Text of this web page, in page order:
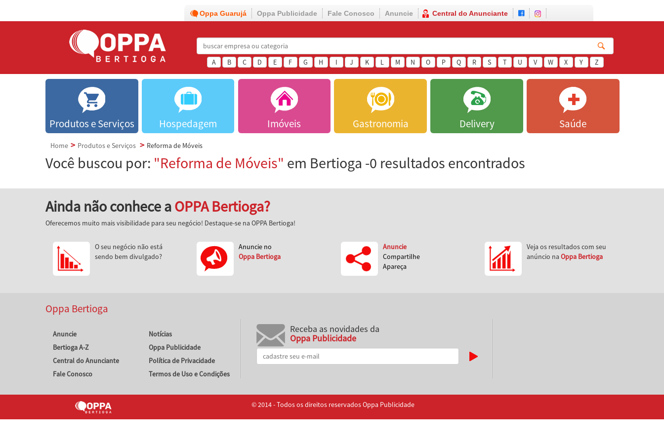
Oppa Guarujá Oppa Publicidade Fale Conosco Anuncie Central do Anunciante
A B C D E F G H I J K L M N O P Q R S T U V W X Y Z
Produtos e Serviços Hospedagem Imóveis Gastronomia Delivery Saúde
Home Produtos e Serviços Reforma de Móveis
Você buscou por: "Reforma de Móveis" em Bertioga -0 resultados encontrados
Ainda não conhece aOPPA Bertioga?
Oferecemos muito mais visibilidade para seu negócio! Destaque-se na OPPA Bertioga!
O seu negócio não está
sendo bem divulgado?
Anuncie no
Oppa Bertioga
Anuncie
Compartilhe
Apareça
Veja os resultados com seu
anúncio na Oppa Bertioga
Oppa Bertioga
Anuncie
Bertioga A-Z
Central do Anunciante
Fale Conosco
Notícias
Oppa Publicidade
Política de Privacidade
Termos de Uso e Condições
Receba as novidades da
Oppa Publicidade
© 2014 - Todos os direitos reservados Oppa Publicidade